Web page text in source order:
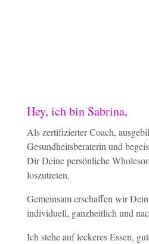
Hey, ich bin Sabrina,
Als zertifizierter Coach,
Gesundheitsberaterin und
Dir Deine persönliche
loszutreten.
Gemeinsam erschaffen wir
individuell, ganzheitlich und
Ich stehe auf leckeres Essen,